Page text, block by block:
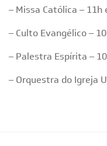
– Missa Católica – 11h
– Culto Evangélico –
– Palestra Espírita –
– Orquestra do Igreja